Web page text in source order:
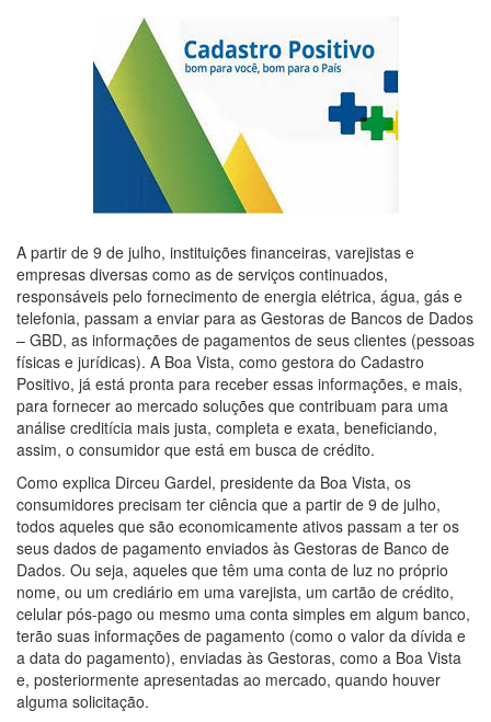
A partir de 9 de julho, instituições financeiras, varejistas e
empresas diversas como as de serviços continuados,
responsáveis pelo fornecimento de energia elétrica, água, gás e
telefonia, passam a enviar para as Gestoras de Bancos de Dados
– GBD, as informações de pagamentos de seus clientes (pessoas
físicas e jurídicas). A Boa Vista, como gestora do Cadastro
Positivo, já está pronta para receber essas informações, e mais,
para fornecer ao mercado soluções que contribuam para uma
análise creditícia mais justa, completa e exata, beneficiando,
assim, o consumidor que está em busca de crédito.
Como explica Dirceu Gardel, presidente da Boa Vista, os
consumidores precisam ter ciência que a partir de 9 de julho,
todos aqueles que são economicamente ativos passam a ter os
seus dados de pagamento enviados às Gestoras de Banco de
Dados. Ou seja, aqueles que têm uma conta de luz no próprio
nome, ou um crediário em uma varejista, um cartão de crédito,
celular pós-pago ou mesmo uma conta simples em algum banco,
terão suas informações de pagamento (como o valor da dívida e
a data do pagamento), enviadas às Gestoras, como a Boa Vista
e, posteriormente apresentadas ao mercado, quando houver
alguma solicitação.